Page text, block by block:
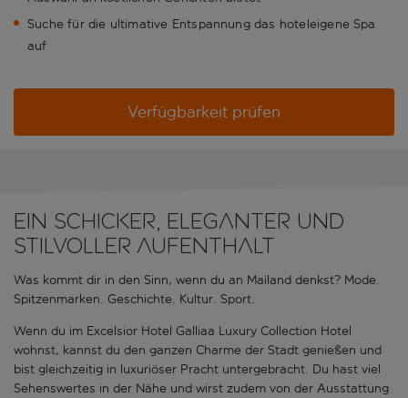
Suche für die ultimative Entspannung das hoteleigene Spa
auf
Verfügbarkeit prüfen
Ein schicker, eleganter und
stilvoller Aufenthalt
Was kommt dir in den Sinn, wenn du an Mailand denkst? Mode.
Spitzenmarken. Geschichte. Kultur. Sport.
Wenn du im Excelsior Hotel Galliaa Luxury Collection Hotel
wohnst, kannst du den ganzen Charme der Stadt genießen und
bist gleichzeitig in luxuriöser Pracht untergebracht. Du hast viel
Sehenswertes in der Nähe und wirst zudem von der Ausstattung